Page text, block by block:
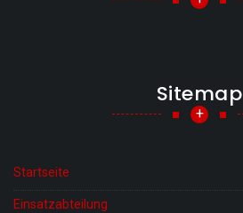
Sitemap
+
Startseite
Einsatzabteilung